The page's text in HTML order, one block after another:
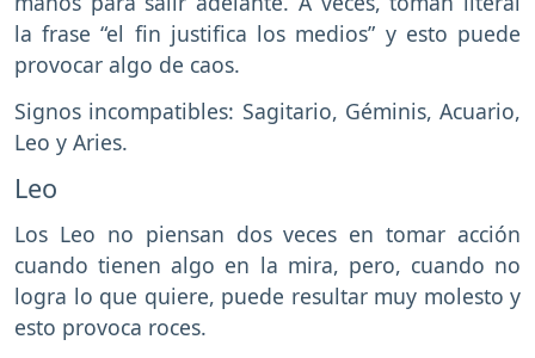
la frase “el fin justifica los medios” y esto puede
provocar algo de caos.
Signos incompatibles: Sagitario, Géminis, Acuario,
Leo y Aries.
Leo
Los Leo no piensan dos veces en tomar acción
cuando tienen algo en la mira, pero, cuando no
logra lo que quiere, puede resultar muy molesto y
esto provoca roces.